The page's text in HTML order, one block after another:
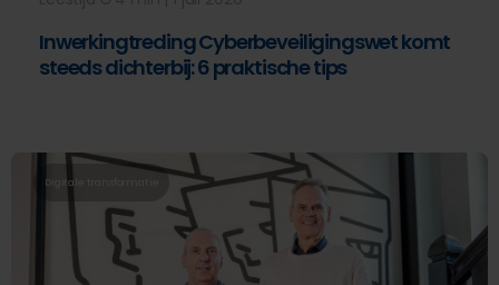
Inwerkingtreding Cyberbeveiligingswet komt
steeds dichterbij: 6 praktische tips
Digitale transformatie